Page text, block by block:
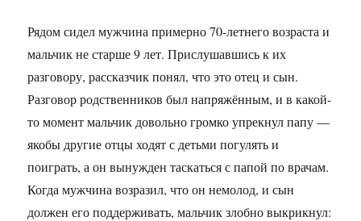
Рядом сидел мужчина примерно 70-летнего возраста и
мальчик не старше 9 лет. Прислушавшись к их
разговору, рассказчик понял, что это отец и сын.
Разговор родственников был напряжённым, и в какой-
то момент мальчик довольно громко упрекнул папу —
якобы другие отцы ходят с детьми погулять и
поиграть, а он вынужден таскаться с папой по врачам.
Когда мужчина возразил, что он немолод, и сын
должен его поддерживать, мальчик злобно выкрикнул: